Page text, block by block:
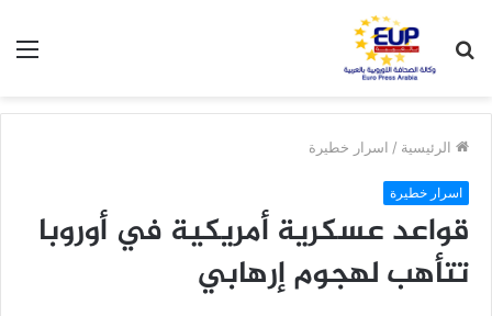
عن
الرئيسية / اسرار خطيرة
اسرار خطيرة
قواعد عسكرية أمريكية في أوروبا
تتأهب لهجوم إرهابي